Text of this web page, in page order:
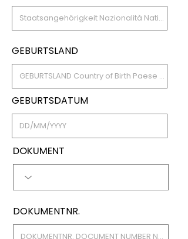
GEBURTSLAND
GEBURTSDATUM
DOKUMENT
DOKUMENTNR.